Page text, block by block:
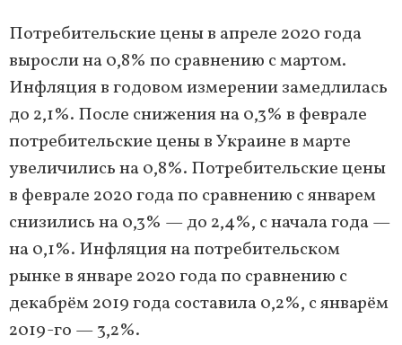
Потребительские цены в апреле 2020 года
выросли на 0,8% по сравнению с мартом.
Инфляция в годовом измерении замедлилась
до 2,1%. После снижения на 0,3% в феврале
потребительские цены в Украине в марте
увеличились на 0,8%. Потребительские цены
в феврале 2020 года по сравнению с январем
снизились на 0,3% — до 2,4%, с начала года —
на 0,1%. Инфляция на потребительском
рынке в январе 2020 года по сравнению с
декабрём 2019 года составила 0,2%, с январём
2019-го — 3,2%.